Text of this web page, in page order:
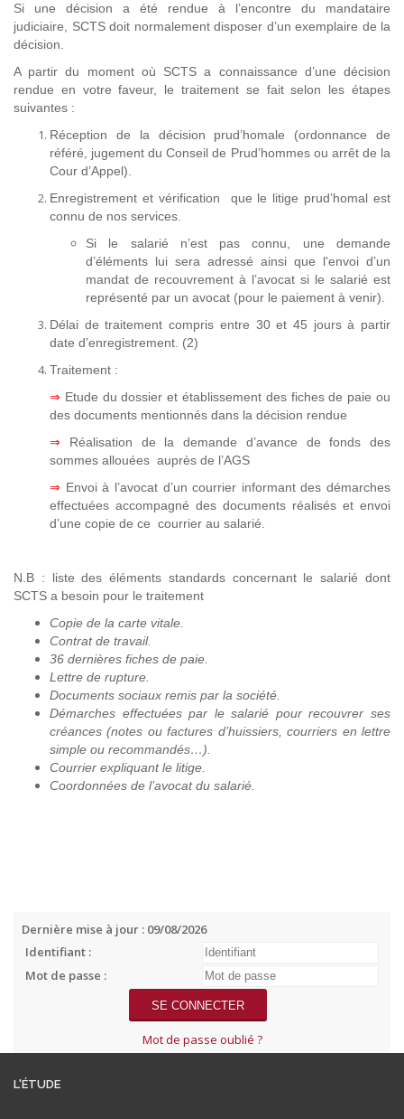
Si une décision a été rendue à l’encontre du mandataire
judiciaire, SCTS doit normalement disposer d’un exemplaire de la
décision.
A partir du moment où SCTS a connaissance d’une décision
rendue en votre faveur, le traitement se fait selon les étapes
suivantes :
Réception de la décision prud’homale (ordonnance de
référé, jugement du Conseil de Prud’hommes ou arrêt de la
Cour d’Appel).
Enregistrement et vérification que le litige prud’homal est
connu de nos services.
Si le salarié n’est pas connu, une demande
d’éléments lui sera adressé ainsi que l'envoi d’un
mandat de recouvrement à l’avocat si le salarié est
représenté par un avocat (pour le paiement à venir).
Délai de traitement compris entre 30 et 45 jours à partir
date d’enregistrement. (2)
Traitement :
⇒ Etude du dossier et établissement des fiches de paie ou
des documents mentionnés dans la décision rendue
⇒ Réalisation de la demande d’avance de fonds des
sommes allouées auprès de l’AGS
⇒ Envoi à l’avocat d’un courrier informant des démarches
effectuées accompagné des documents réalisés et envoi
d’une copie de ce courrier au salarié.
N.B : liste des éléments standards concernant le salarié dont
SCTS a besoin pour le traitement
Copie de la carte vitale.
Contrat de travail.
36 dernières fiches de paie.
Lettre de rupture.
Documents sociaux remis par la société.
Démarches effectuées par le salarié pour recouvrer ses
créances (notes ou factures d’huissiers, courriers en lettre
simple ou recommandés…).
Courrier expliquant le litige.
Coordonnées de l’avocat du salarié.
Dernière mise à jour : 09/08/2026
Identifiant :
Mot de passe :
Mot de passe oublié ?
L'ÉTUDE